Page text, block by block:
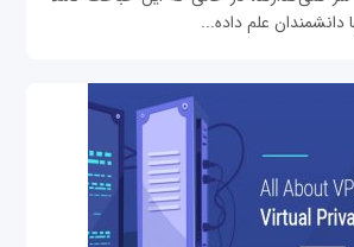
دانشمندان علم داده‌...